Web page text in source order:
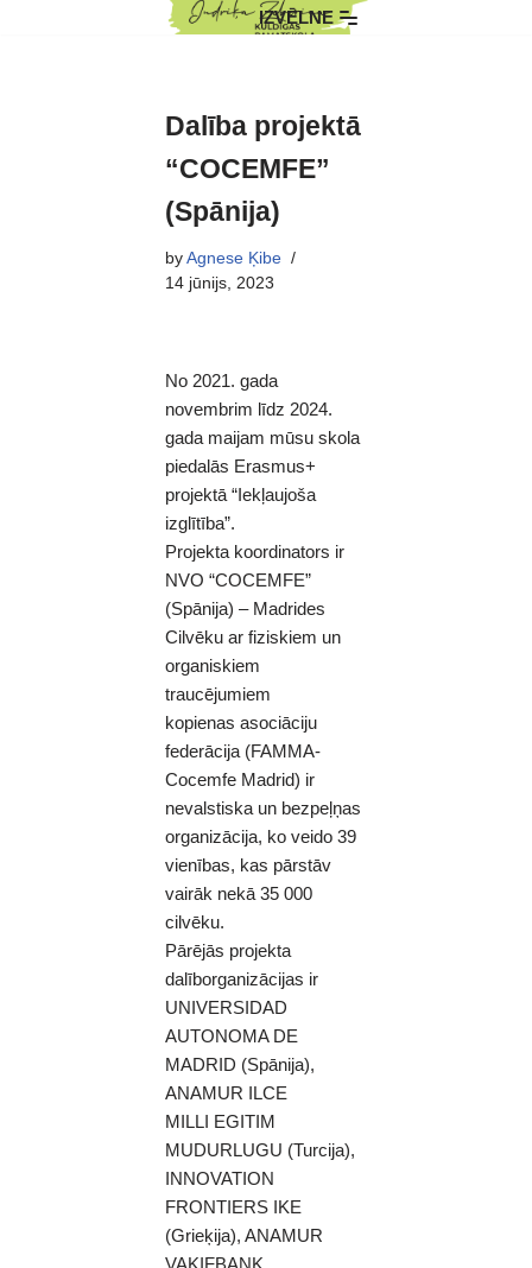
IZVĒLNE
Dalība projektā
“COCEMFE”
(Spānija)
by Agnese Ķibe
14 jūnijs, 2023
No 2021. gada
novembrim līdz 2024.
gada maijam mūsu skola
piedalās Erasmus+
projektā “Iekļaujoša
izglītība”.
Projekta koordinators ir
NVO “COCEMFE”
(Spānija) – Madrides
Cilvēku ar fiziskiem un
organiskiem
traucējumiem
kopienas asociāciju
federācija (FAMMA-
Cocemfe Madrid) ir
nevalstiska un bezpeļņas
organizācija, ko veido 39
vienības, kas pārstāv
vairāk nekā 35 000
cilvēku.
Pārējās projekta
dalīborganizācijas ir
UNIVERSIDAD
AUTONOMA DE
MADRID (Spānija),
ANAMUR ILCE
MILLI EGITIM
MUDURLUGU (Turcija),
INNOVATION
FRONTIERS IKE
(Grieķija), ANAMUR
VAKIFBANK